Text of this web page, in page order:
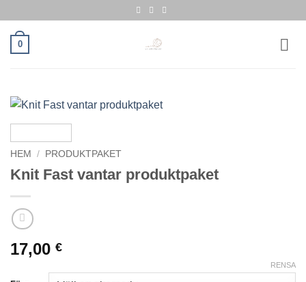
content
0
HEM / PRODUKTPAKET
Knit Fast vantar produktpaket
17,00 €
RENSA